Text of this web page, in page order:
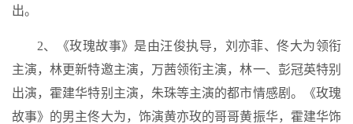
出。
2、《玫瑰故事》是由汪俊执导，刘亦菲、佟大为领衔
主演，林更新特邀主演，万茜领衔主演，林一、彭冠英特别
出演，霍建华特别主演，朱珠等主演的都市情感剧。《玫瑰
故事》的男主佟大为，饰演黄亦玫的哥哥黄振华，霍建华饰